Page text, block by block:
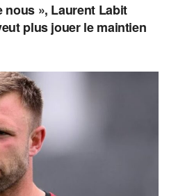
nous », Laurent Labit
plus jouer le maintien